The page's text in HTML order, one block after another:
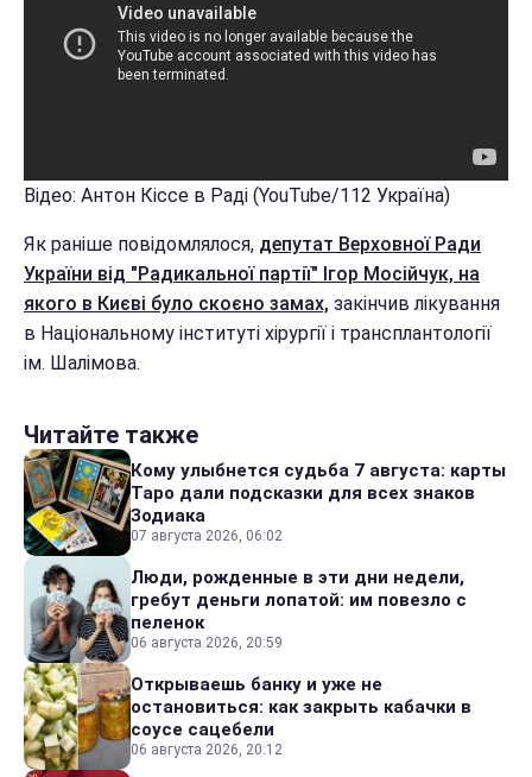
Відео: Антон Кіссе в Раді (YouTube/112 Україна)
Як раніше повідомлялося, депутат Верховної Ради
України від "Радикальної партії" Ігор Мосійчук, на
якого в Києві було скоєно замах, закінчив лікування
в Національному інституті хірургії і трансплантології
ім. Шалімова.
Читайте также
Кому улыбнется судьба 7 августа: карты
Таро дали подсказки для всех знаков
Зодиака
07 августа 2026, 06:02
Люди, рожденные в эти дни недели,
гребут деньги лопатой: им повезло с
пеленок
06 августа 2026, 20:59
Открываешь банку и уже не
остановиться: как закрыть кабачки в
соусе сацебели
06 августа 2026, 20:12